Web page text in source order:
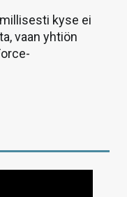
kyse ei
vaan yhtiön